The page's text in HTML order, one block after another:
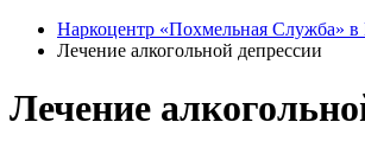
Наркоцентр «Похмельная Служба»
Лечение алкогольной депрессии
Лечение